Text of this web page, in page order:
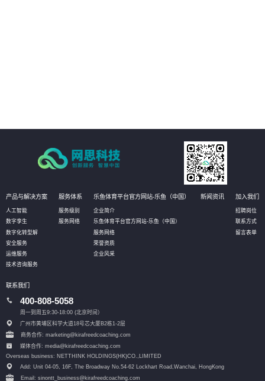
产品与解决方案
人工智能
数字孪生
数字化转型解
安全服务
运维服务
技术咨询服务
服务体系
服务级别
服务网络
乐鱼体育平台官方网站-乐鱼（中国）
企业简介
乐鱼体育平台官方网站-乐鱼（中国）
服务网络
荣誉资质
企业风采
新闻资讯 加入我们
招聘岗位
联系方式
留言表单
联系我们
400-808-5058
周一到周五9:30-18:00 (北京时间）
广州市黄埔区科学大道18号芯大厦B2栋1-2层
商务合作: marketing@kirafreedcoaching.com
媒体合作: media@kirafreedcoaching.com
Overseas business: NETTHINK HOLDINGS(HK)CO.,LIMITED
Add: Unit 04-05, 16F, The Broadway No.54-62 Lockhart Road, Wanchai, HongKong
Email: sinontt_business@kirafreedcoaching.com